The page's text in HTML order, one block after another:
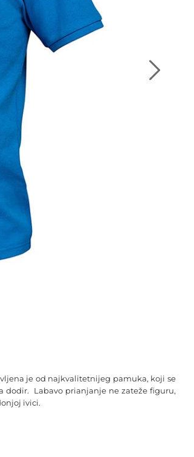
je od najkvalitetnijeg pamuka, koji se
dodir. Labavo prianjanje ne zateže figuru,
ivici.